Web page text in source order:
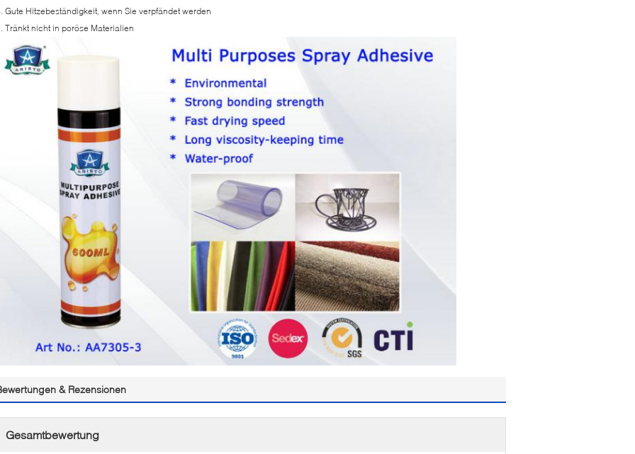
Gute Hitzebeständigkeit, wenn Sie verpfändet werden
Tränkt nicht in poröse Materialien
& Rezensionen
Gesamtbewertung